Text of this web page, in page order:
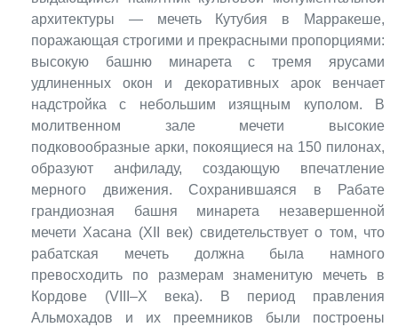
архитектуры — мечеть Кутубия в Марракеше,
поражающая строгими и прекрасными пропорциями:
высокую башню минарета с тремя ярусами
удлиненных окон и декоративных арок венчает
надстройка с небольшим изящным куполом. В
молитвенном зале мечети высокие
подковообразные арки, покоящиеся на 150 пилонах,
образуют анфиладу, создающую впечатление
мерного движения. Сохранившаяся в Рабате
грандиозная башня минарета незавершенной
мечети Хасана (XII век) свидетельствует о том, что
рабатская мечеть должна была намного
превосходить по размерам знаменитую мечеть в
Кордове (VIII–X века). В период правления
Альмохадов и их преемников были построены